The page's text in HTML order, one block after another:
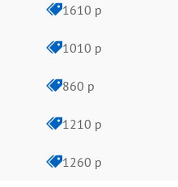
1610 р
1010 р
860 р
1210 р
1260 р